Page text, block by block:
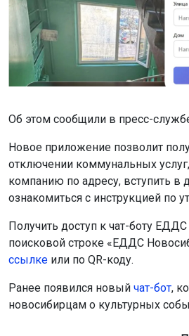
Об этом сообщили в пресс-
Новое приложение позволит
отключении коммунальных
компанию по адресу, вступить в
ознакомиться с инструкцией по
Получить доступ к чат-боту
ссылкеили по QR-коду.
Ранее появился новыйчат-бот ,
новосибирцам о культурных
Наталья Илькив